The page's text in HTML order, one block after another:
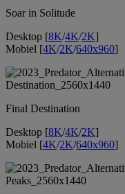
Soar in Solitude
Desktop [8K/4K/2K]
Mobiel [4K/2K/640x960]
Final Destination
Desktop [8K/4K/2K]
Mobiel [4K/2K/640x960]